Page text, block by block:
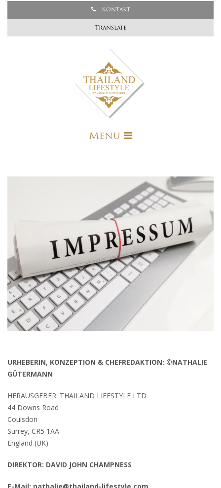
Kontakt
Translate
Menu
URHEBERIN, KONZEPTION & CHEFREDAKTION: ©NATHALIE
GÜTERMANN
HERAUSGEBER: THAILAND LIFESTYLE LTD
44 Downs Road
Coulsdon
Surrey, CR5 1AA
England (UK)
DIREKTOR: DAVID JOHN CHAMPNESS